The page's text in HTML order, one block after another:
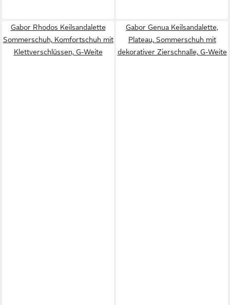
Gabor Rhodos Keilsandalette
Sommerschuh, Komfortschuh mit
Klettverschlüssen, G-Weite
Gabor Genua Keilsandalette,
Plateau, Sommerschuh mit
dekorativer Zierschnalle, G-Weite